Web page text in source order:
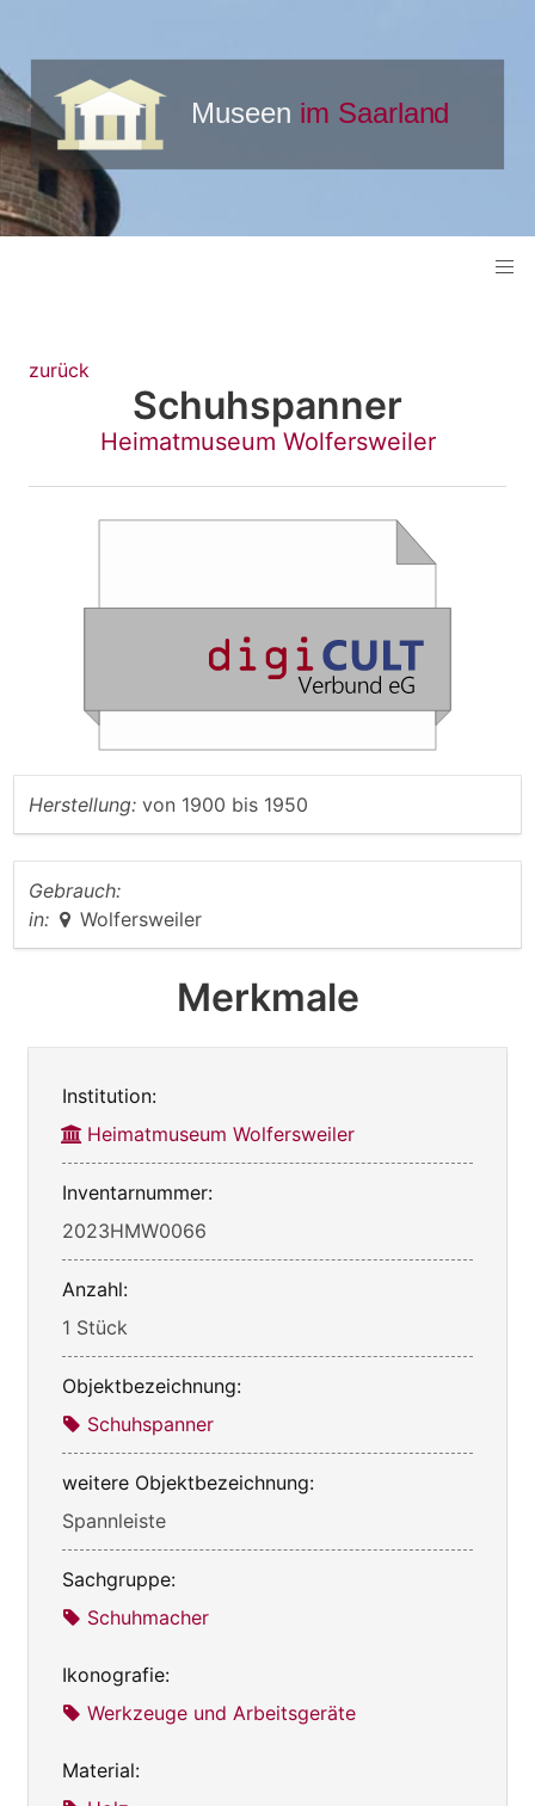
zurück
Schuhspanner
Heimatmuseum Wolfersweiler
Herstellung: von 1900 bis 1950
Gebrauch:
in:
Wolfersweiler
Merkmale
Institution:
Heimatmuseum Wolfersweiler
Inventarnummer:
2023HMW0066
Anzahl:
1 Stück
Objektbezeichnung:
Schuhspanner
weitere Objektbezeichnung:
Spannleiste
Sachgruppe:
Schuhmacher
Ikonografie:
Werkzeuge und Arbeitsgeräte
Material: